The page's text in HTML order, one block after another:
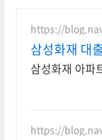
https://
삼성화재 대
삼성화재 아파
https://